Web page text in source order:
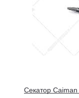
Секатор